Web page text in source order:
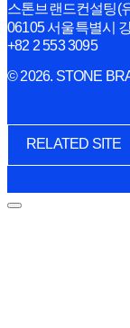
스톤브랜드컨설팅(
06105 서울특별시
+82 2 553 3095
© 2026. STONE
RELATED SITE